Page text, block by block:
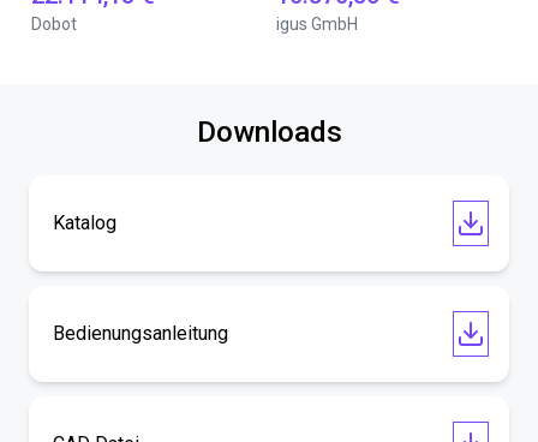
Dobot igus GmbH
Downloads
Katalog
Bedienungsanleitung